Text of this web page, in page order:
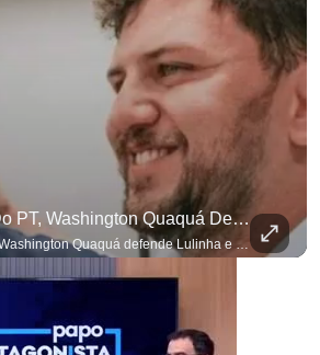
Vice-Presidente Do PT, Washington Quaquá Defende Lulinha E Diz Que Ele Vive Em Condições Precárias
Vice-presidente do PT, Washington Quaquá defende Lulinha e diz que ele vive em condições espartanas na Espanha. #OAntagonista Se você busca informação com credibilidade, inscreva-se agora e ative o